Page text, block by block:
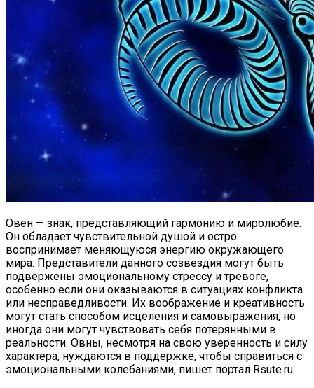
Овен — знак, представляющий гармонию и миролюбие.
Он обладает чувствительной душой и остро
воспринимает меняющуюся энергию окружающего
мира. Представители данного созвездия могут быть
подвержены эмоциональному стрессу и тревоге,
особенно если они оказываются в ситуациях конфликта
или несправедливости. Их воображение и креативность
могут стать способом исцеления и самовыражения, но
иногда они могут чувствовать себя потерянными в
реальности. Овны, несмотря на свою уверенность и силу
характера, нуждаются в поддержке, чтобы справиться с
эмоциональными колебаниями, пишет портал Rsute.ru.